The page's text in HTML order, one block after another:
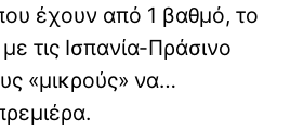
έχουν από 1 βαθμό, το
με τις Ισπανία-Πράσινο
«μικρούς» να…